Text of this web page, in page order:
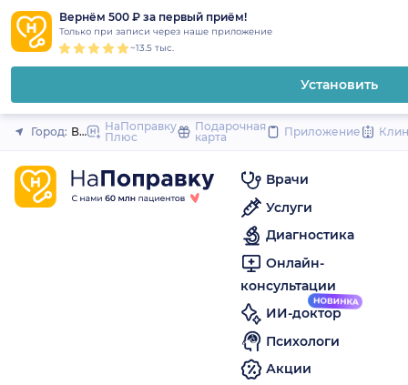
Вернём 500 ₽ за первый приём!
Только при записи через наше приложение
~13.5 тыс.
Установить
Закрыть
Город: ВолгоградНаПоправку
Плюс
Подарочная
карта
Приложение
Врачи
Услуги
Диагностика
Онлайн-
консультации
ИИ-доктор
Психологи
Акции